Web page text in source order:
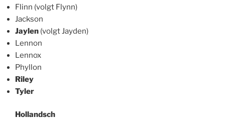
Flinn (volgt Flynn)
Jackson
Jaylen (volgt Jayden)
Lennon
Lennox
Phyllon
Riley
Tyler
Hollandsch